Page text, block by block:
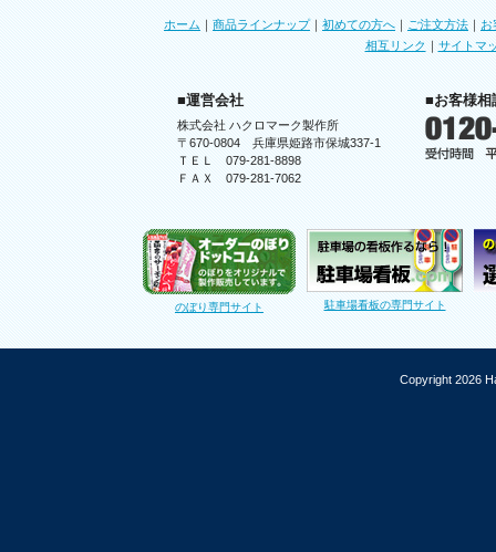
ホーム ｜ 商品ラインナップ｜ 初めての方へ ｜ ご注文方法 ｜ お
相互リンク ｜ サイトマ
■運営会社
株式会社 ハクロマーク製作所
〒670-0804 兵庫県姫路市保城337-1
ＴＥＬ 079-281-8898
ＦＡＸ 079-281-7062
■お客様相
のぼり専門サイト 駐車場看板の専門サイト
Copyright 2026